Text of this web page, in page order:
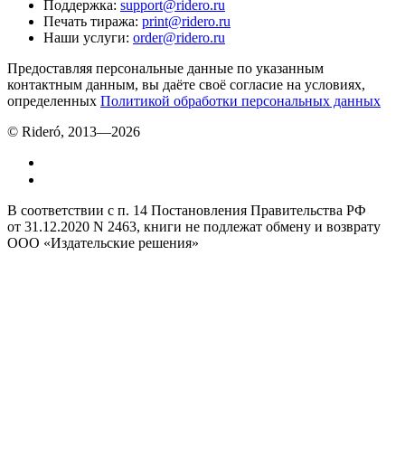
Поддержка: support@ridero.ru
Печать тиража: print@ridero.ru
Наши услуги: order@ridero.ru
Предоставляя персональные данные по указанным
контактным данным, вы даёте своё согласие на условиях,
определенных Политикой обработки персональных данных
© Rideró, 2013—2026
В соответствии с п. 14 Постановления Правительства РФ
от 31.12.2020 N 2463, книги не подлежат обмену и возврату
ООО «Издательские решения»